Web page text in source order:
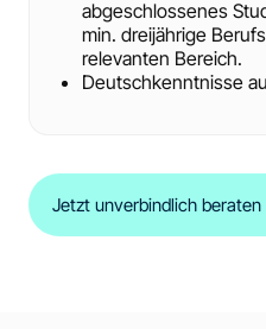
abgeschlossenes
min. dreijährige
relevanten Bereich.
Deutschkenntnisse
Jetzt unverbindlich beraten